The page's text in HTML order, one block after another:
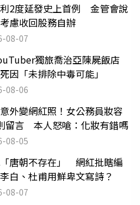
2度延發史上首例 金管會說
慮收回股務自辦
08-07
獨旅喬治亞陳屍飯店
因「未排除中毒可能」
08-06
外變網紅照！女公務員妝容
留言 本人怒嗆：化妝有錯嗎
08-05
唐朝不存在」 網紅批瞎編
白、杜甫用鮮卑文寫詩？
08-07